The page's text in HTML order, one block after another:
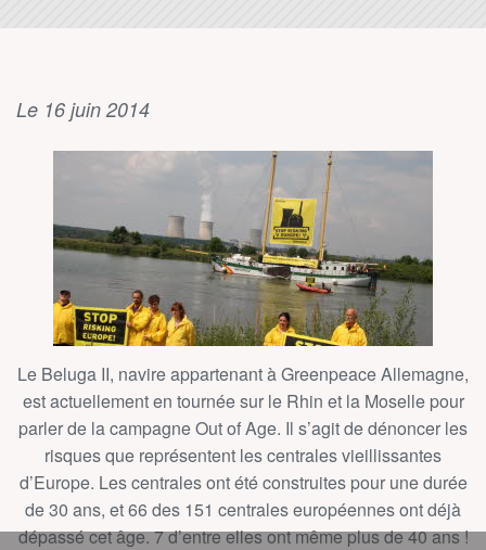
Le 16 juin 2014
Le Beluga II, navire appartenant à Greenpeace Allemagne,
est actuellement en tournée sur le Rhin et la Moselle pour
parler de la campagne Out of Age. Il s’agit de dénoncer les
risques que représentent les centrales vieillissantes
d’Europe. Les centrales ont été construites pour une durée
de 30 ans, et 66 des 151 centrales européennes ont déjà
dépassé cet âge. 7 d’entre elles ont même plus de 40 ans !